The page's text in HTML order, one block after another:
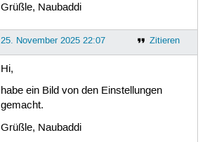
Grüßle, Naubaddi
Zitieren
25. November 2025 22:07
Hi,
habe ein Bild von den Einstellungen
gemacht.
Grüßle, Naubaddi